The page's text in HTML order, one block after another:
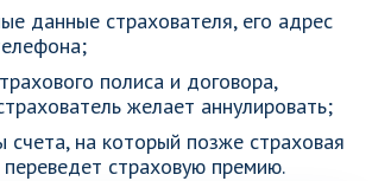
данные страхователя, его адрес
полиса и договора,
желает аннулировать;
счета, на который позже страховая
страховую премию.